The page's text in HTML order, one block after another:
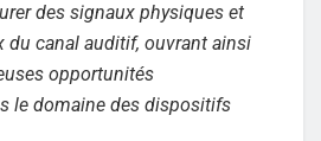
des signaux physiques et
du canal auditif, ouvrant ainsi
opportunités
le domaine des dispositifs